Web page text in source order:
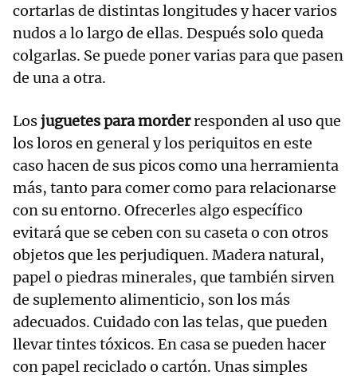
cortarlas de distintas longitudes y hacer varios
nudos a lo largo de ellas. Después solo queda
colgarlas. Se puede poner varias para que pasen
de una a otra.
Losjuguetes para morderresponden al uso que
los loros en general y los periquitos en este
caso hacen de sus picos como una herramienta
más, tanto para comer como para relacionarse
con su entorno. Ofrecerles algo específico
evitará que se ceben con su caseta o con otros
objetos que les perjudiquen. Madera natural,
papel o piedras minerales, que también sirven
de suplemento alimenticio, son los más
adecuados. Cuidado con las telas, que pueden
llevar tintes tóxicos. En casa se pueden hacer
con papel reciclado o cartón. Unas simples